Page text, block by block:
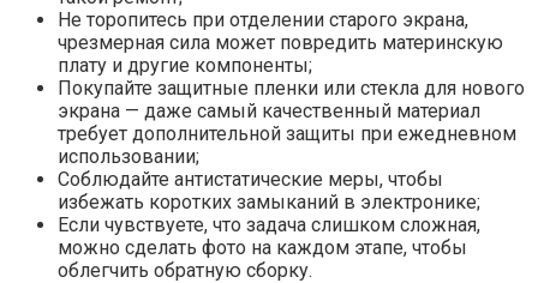
Не торопитесь при отделении старого экрана,
чрезмерная сила может повредить материнскую
плату и другие компоненты;
Покупайте защитные пленки или стекла для нового
экрана — даже самый качественный материал
требует дополнительной защиты при ежедневном
использовании;
Соблюдайте антистатические меры, чтобы
избежать коротких замыканий в электронике;
Если чувствуете, что задача слишком сложная,
можно сделать фото на каждом этапе, чтобы
облегчить обратную сборку.